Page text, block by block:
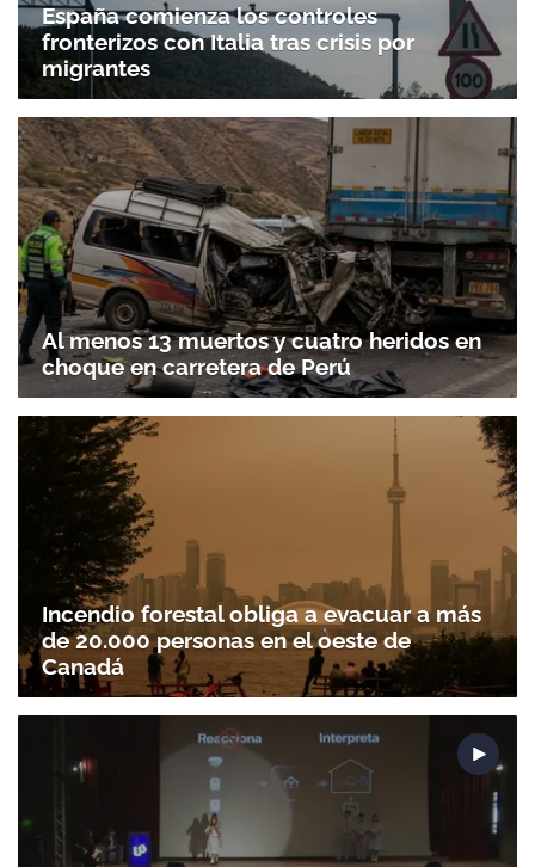
España comienza los controles
fronterizos con Italia tras crisis por
migrantes
Al menos 13 muertos y cuatro heridos en
choque en carretera de Perú
Incendio forestal obliga a evacuar a más
de 20.000 personas en el oeste de
Canadá